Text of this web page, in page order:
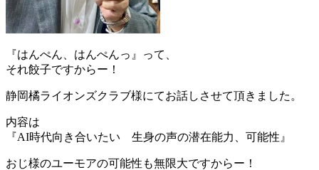
『はんぺん、はんぺんっ』って、
それ餃子ですからー！
静岡橘ライオンズクラブ様にてお話しさせて頂きました。
内容は
『AI時代向き合いたい 生身の声の潜在能力、可能性』
おじ様のユーモアの可能性も無限大ですからー！